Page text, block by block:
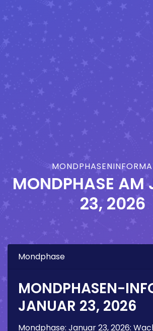
MONDPHASE AM
23, 2026
Mondphase
MONDPHASEN-
JANUAR 23, 2026
Mondphase: Januar 23, 2026: